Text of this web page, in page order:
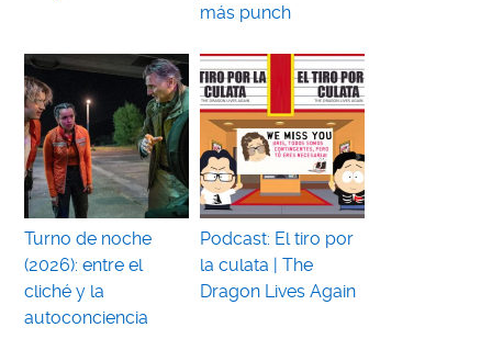
más punch
Turno de noche
(2026): entre el
cliché y la
autoconciencia
Podcast: El tiro por
la culata | The
Dragon Lives Again